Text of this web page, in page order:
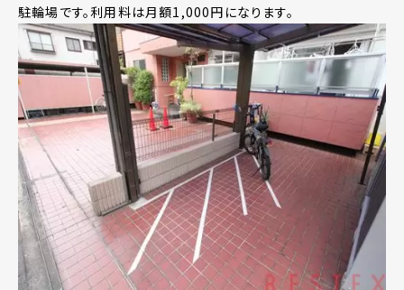
駐輪場です。利用料は月額1,000円になります。